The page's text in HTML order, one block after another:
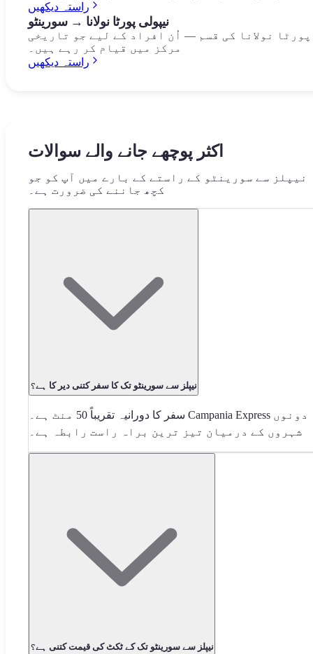
راستہ دیکھیں
نیپولی پورٹا نولانا → سورینٹو
پورٹا نولانا کی قسم — اُن افراد کے لیے جو تاریخی
مرکز میں قیام کر رہے ہیں۔
راستہ دیکھیں
اکثر پوچھے جانے والے سوالات
نیپلز سے سورینٹو کے راستے کے بارے میں آپ کو جو
کچھ جاننے کی ضرورت ہے۔
نیپلز سے سورینٹو تک کا سفر کتنی دیر کا ہے؟
سفر کا دورانیہ تقریباً 50 منٹ ہے۔ Campania Express دونوں
شہروں کے درمیان تیز ترین براہ راست رابطہ ہے۔
نیپلز سے سورینٹو تک کے ٹکٹ کی قیمت کتنی ہے؟